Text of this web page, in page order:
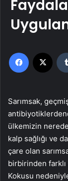
Facebook
Sarımsak,
ülkemizin
kalp sağlığı ve
çare olan
birbirinden
Kokusu